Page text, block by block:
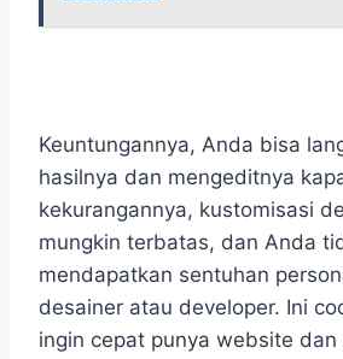
Keuntungannya, Anda bisa
hasilnya dan mengeditnya
kekurangannya, kustomisasi
mungkin terbatas, dan Anda
mendapatkan sentuhan
desainer atau developer. Ini
ingin cepat punya website